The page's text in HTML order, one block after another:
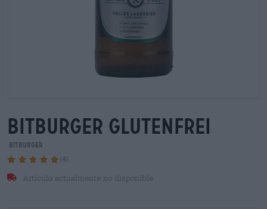
bitburger glutenfrei
Bitburger
(4)
Artículo actualmente no disponible